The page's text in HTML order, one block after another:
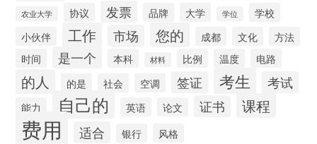
农业大学 协议 发票 品牌 大学 学位
学校
小伙伴
工作 市场 您的 成都 文化
方法
时间
是一个 本科 材料 比例 温度 电路
的人 的是 社会 空调 签证 考生 考试
能力 自己的 英语 论文 证书 课程
费用 适合 银行 风格